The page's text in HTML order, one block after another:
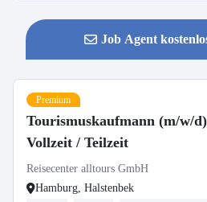
Job Agent
Premium
Tourismuskaufmann (m/w/d)
Vollzeit / Teilzeit
Reisecenter alltours GmbH
Hamburg, Halstenbek